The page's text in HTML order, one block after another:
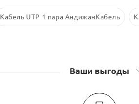
Кабель UTP 1 пара АндижанКабель
Ваши выгоды